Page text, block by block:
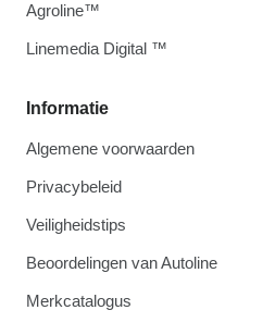
Informatie
Algemene voorwaarden
Privacybeleid
Veiligheidstips
Beoordelingen van Autoline
Merkcatalogus
Agroline™
Linemedia Digital ™